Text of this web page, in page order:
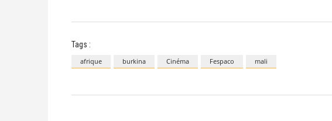
Tags :
afrique burkina Cinéma Fespaco mali